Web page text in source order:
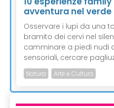
avventura nel verde
Osservare i lupi da una
bramito dei cervi nel
camminare a piedi nudi
sensoriali, cercare
Natura Arte e Cultura